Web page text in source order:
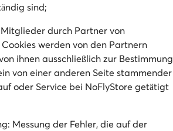
sind;
durch Partner von
werden von den Partnern
ihnen ausschließlich zur Bestimmung
von einer anderen Seite stammender
oder Service bei NoFlyStore getätigt
Messung der Fehler, die auf der